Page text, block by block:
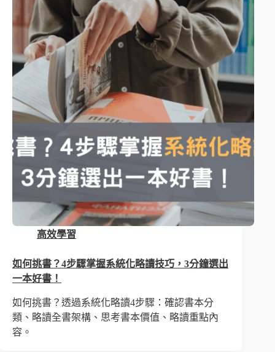
高效學習
如何挑書？4步驟掌握系統化略讀技巧，3分鐘選出
一本好書！
如何挑書？透過系統化略讀4步驟：確認書本分
類、略讀全書架構、思考書本價值、略讀重點內
容。